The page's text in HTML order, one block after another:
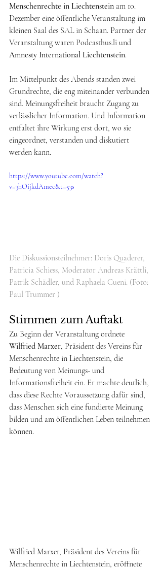
Menschenrechte in Liechtenstein am 10.
Dezember eine öffentliche Veranstaltung im
kleinen Saal des SAL in Schaan. Partner der
Veranstaltung waren Podcasthus.li und
Amnesty International Liechtenstein.
Im Mittelpunkt des Abends standen zwei
Grundrechte, die eng miteinander verbunden
sind. Meinungsfreiheit braucht Zugang zu
verlässlicher Information. Und Information
entfaltet ihre Wirkung erst dort, wo sie
eingeordnet, verstanden und diskutiert
werden kann.
https://www.youtube.com/watch?
v=3hOijkdAmec&t=53s
Die Diskussionsteilnehmer: Doris Quaderer,
Patricia Schiess, Moderator Andreas Krättli,
Patrik Schädler, und Raphaela Cueni. (Foto:
Paul Trummer )
Stimmen zum Auftakt
Zu Beginn der Veranstaltung ordnete
Wilfried Marxer, Präsident des Vereins für
Menschenrechte in Liechtenstein, die
Bedeutung von Meinungs- und
Informationsfreiheit ein. Er machte deutlich,
dass diese Rechte Voraussetzung dafür sind,
dass Menschen sich eine fundierte Meinung
bilden und am öffentlichen Leben teilnehmen
können.
Wilfried Marxer, Präsident des Vereins für
Menschenrechte in Liechtenstein, eröffnete